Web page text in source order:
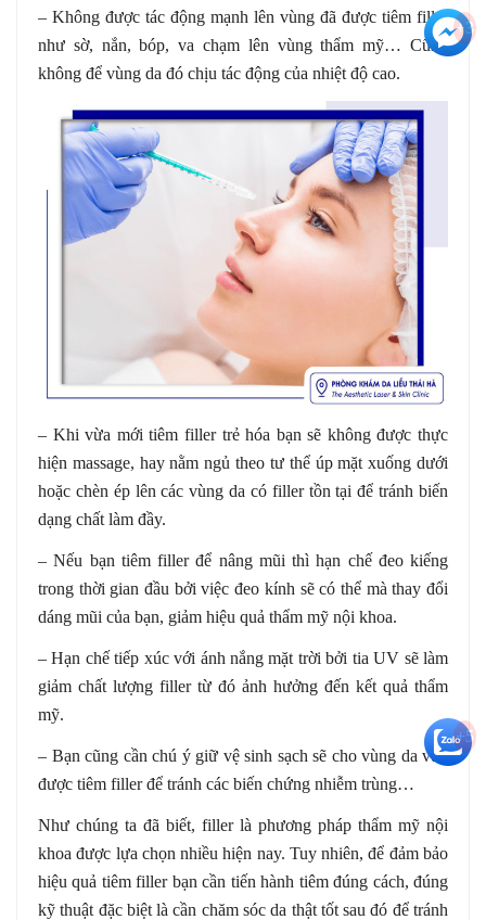
– Không được tác động mạnh lên vùng đã được tiêm filler
như sờ, nắn, bóp, va chạm lên vùng thẩm mỹ… Cũng
không để vùng da đó chịu tác động của nhiệt độ cao.
– Khi vừa mới tiêm filler trẻ hóa bạn sẽ không được thực
hiện massage, hay nằm ngủ theo tư thể úp mặt xuống dưới
hoặc chèn ép lên các vùng da có filler tồn tại để tránh biến
dạng chất làm đầy.
– Nếu bạn tiêm filler để nâng mũi thì hạn chế đeo kiếng
trong thời gian đầu bởi việc đeo kính sẽ có thể mà thay đổi
dáng mũi của bạn, giảm hiệu quả thẩm mỹ nội khoa.
– Hạn chế tiếp xúc với ánh nắng mặt trời bởi tia UV sẽ làm
giảm chất lượng filler từ đó ảnh hưởng đến kết quả thẩm
mỹ.
– Bạn cũng cần chú ý giữ vệ sinh sạch sẽ cho vùng da vừa
được tiêm filler để tránh các biến chứng nhiễm trùng…
Như chúng ta đã biết, filler là phương pháp thẩm mỹ nội
khoa được lựa chọn nhiều hiện nay. Tuy nhiên, để đảm bảo
hiệu quả tiêm filler bạn cần tiến hành tiêm đúng cách, đúng
kỹ thuật đặc biệt là cần chăm sóc da thật tốt sau đó để tránh
+3
+5